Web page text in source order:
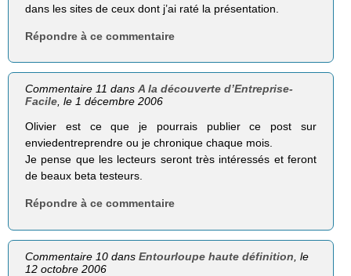
dans les sites de ceux dont j’ai raté la présentation.
Répondre à ce commentaire
Commentaire 11 dansA la découverte d’Entreprise-
Facile, le 1 décembre 2006
Olivier est ce que je pourrais publier ce post sur
enviedentreprendre ou je chronique chaque mois.
Je pense que les lecteurs seront très intéressés et feront
de beaux beta testeurs.
Répondre à ce commentaire
Commentaire 10 dansEntourloupe haute définition , le
12 octobre 2006